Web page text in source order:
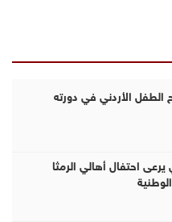
الأردني في دورته
احتفال أهالي الرمثا